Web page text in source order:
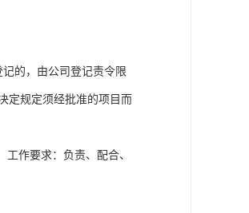
的，由公司登记责令限
定规定须经批准的项目而
作要求：负责、配合、